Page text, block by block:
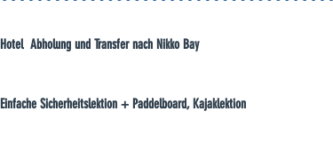
Hotel Abholung und Transfer nach Nikko Bay
Einfache Sicherheitslektion + Paddelboard, Kajaklektion